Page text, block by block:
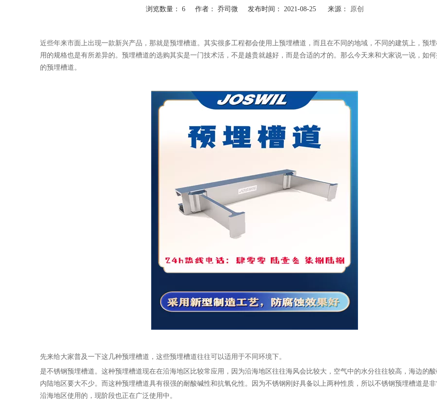
浏览数量： 6作者： 乔司微 发布时间： 2021-08-25 来源： 原创
近些年来市面上出现一款新兴产品，那就是预埋槽道。其实很多工程都会使用上预埋槽道，而且在不同的地域，不同的建筑上，预
用的规格也是有所差异的。预埋槽道的选购其实是一门技术活，不是越贵就越好，而是合适的才的。那么今天来和大家说一说，如
的预埋槽道。
先来给大家普及一下这几种预埋槽道，这些预埋槽道往往可以适用于不同环境下。
是不锈钢预埋槽道。这种预埋槽道现在在沿海地区比较常应用，因为沿海地区往往海风会比较大，空气中的水分往往较高，海边的
内陆地区要大不少。而这种预埋槽道具有很强的耐酸碱性和抗氧化性。因为不锈钢刚好具备以上两种性质，所以不锈钢预埋槽道是
沿海地区使用的，现阶段也正在广泛使用中。